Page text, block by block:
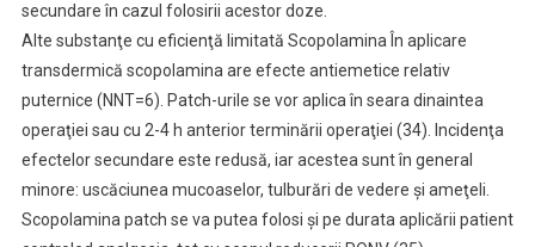
secundare în cazul folosirii acestor doze.
Alte substanţe cu eficienţă limitată Scopolamina În aplicare
transdermică scopolamina are efecte antiemetice relativ
puternice (NNT=6). Patch-urile se vor aplica în seara dinaintea
operaţiei sau cu 2-4 h anterior terminării operaţiei (34). Incidenţa
efectelor secundare este redusă, iar acestea sunt în general
minore: uscăciunea mucoaselor, tulburări de vedere şi ameţeli.
Scopolamina patch se va putea folosi şi pe durata aplicării patient